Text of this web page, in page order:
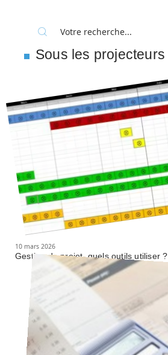
Sous les projecteurs
10 mars 2026
Gestion de projet, quels outils utiliser ?